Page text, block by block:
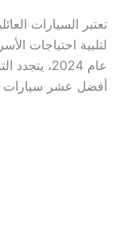
تعتبر السيارات
لتلبية احتياجات
عام
أفضل عشر سيارات عائلية للعام 2024، مع التركيز على المزايا والعيوب لكل منها، مما